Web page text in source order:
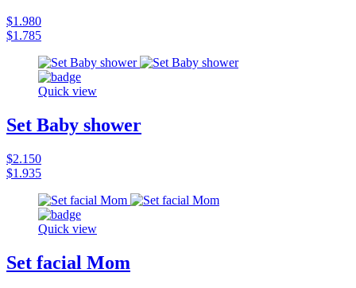
$1.980
$1.785
Quick view
Set Baby shower
$2.150
$1.935
Quick view
Set facial Mom